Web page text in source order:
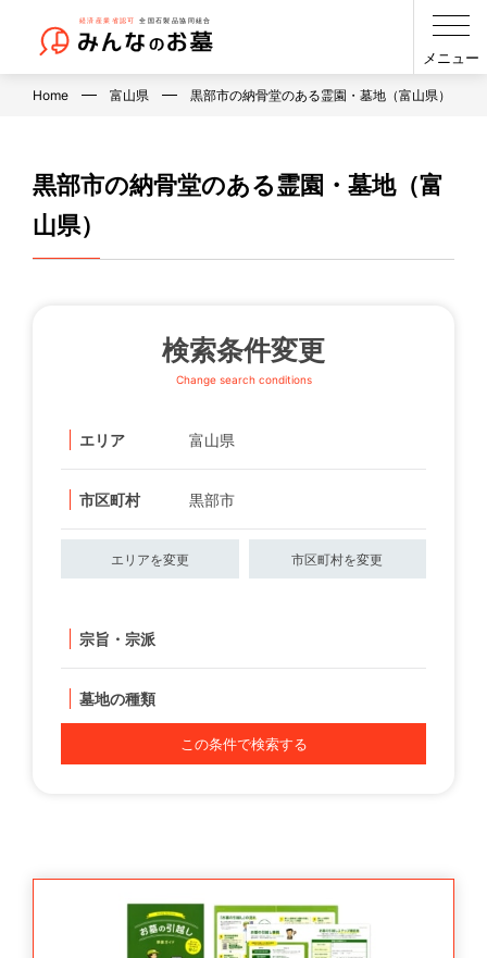
メニュー
Home 富山県 黒部市の納骨堂のある霊園・墓地（富山県）
黒部市の納骨堂のある霊園・墓地（富
山県）
検索条件変更
Change search conditions
エリア 富山県
市区町村 黒部市
エリアを変更 市区町村を変更
宗旨・宗派
墓地の種類
この条件で検索する